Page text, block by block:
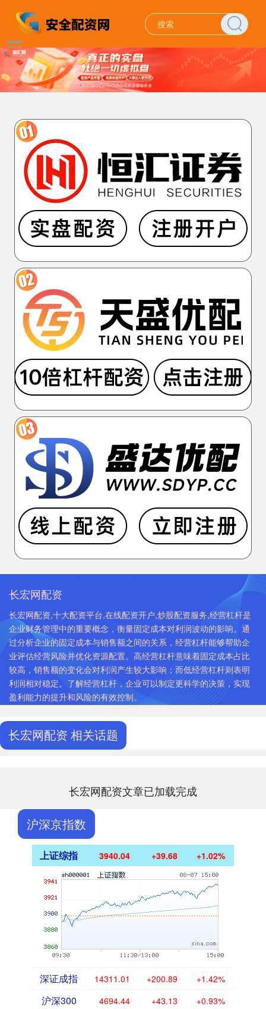
长宏网配资
长宏网配资,十大配资平台,在线配资开户,炒股配资服务,经营杠杆是
企业财务管理中的重要概念，衡量固定成本对利润波动的影响。通
过分析企业的固定成本与销售额之间的关系，经营杠杆能够帮助企
业评估经营风险并优化资源配置。高经营杠杆意味着固定成本占比
较高，销售额的变化会对利润产生较大影响；而低经营杠杆则表明
利润相对稳定。了解经营杠杆，企业可以制定更科学的决策，实现
盈利能力的提升和风险的有效控制。
长宏网配资 相关话题
长宏网配资文章已加载完成
沪深京指数
上证综指 3940.04 +39.68 +1.02%
深证成指 14311.01 +200.89 +1.42%
沪深300 4694.44 +43.13 +0.93%